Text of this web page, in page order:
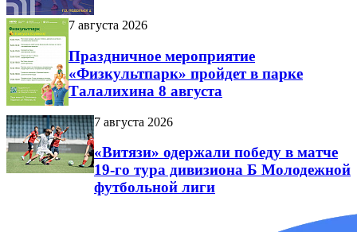
7 августа 2026
Праздничное мероприятие
«Физкультпарк» пройдет в парке
Талалихина 8 августа
7 августа 2026
«Витязи» одержали победу в матче
19-го тура дивизиона Б Молодежной
футбольной лиги